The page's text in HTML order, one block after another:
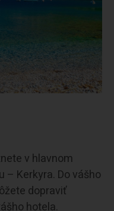
v hlavnom
Kerkyra. Do vášho
dopraviť
hotela.